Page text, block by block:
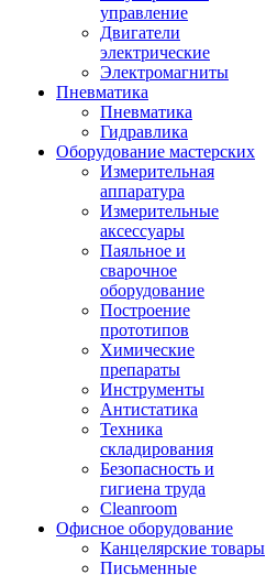
управление
Двигатели
электрические
Электромагниты
Пневматика
Пневматика
Гидравлика
Оборудование мастерских
Измерительная
аппаратура
Измерительные
аксессуары
Паяльное и
сварочное
оборудование
Построение
прототипов
Химические
препараты
Инструменты
Aнтистатика
Техника
складирования
Безопасность и
гигиена труда
Cleanroom
Офисное оборудование
Канцелярские товары
Письменные